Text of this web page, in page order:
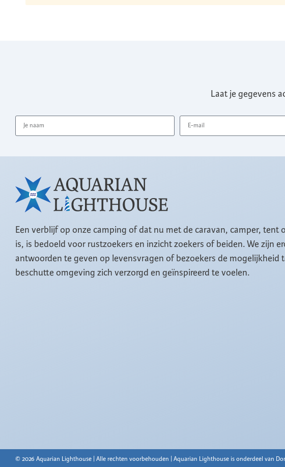
Laat je gegevens
Een verblijf op onze camping of dat nu met de caravan, camper, tent
is, is bedoeld voor rustzoekers en inzicht zoekers of beiden. We zijn
antwoorden te geven op levensvragen of bezoekers de mogelijkheid
beschutte omgeving zich verzorgd en geïnspireerd te voelen.
© 2026 Aquarian Lighthouse | Alle rechten voorbehouden | Aquarian Lighthouse is onderdeel van